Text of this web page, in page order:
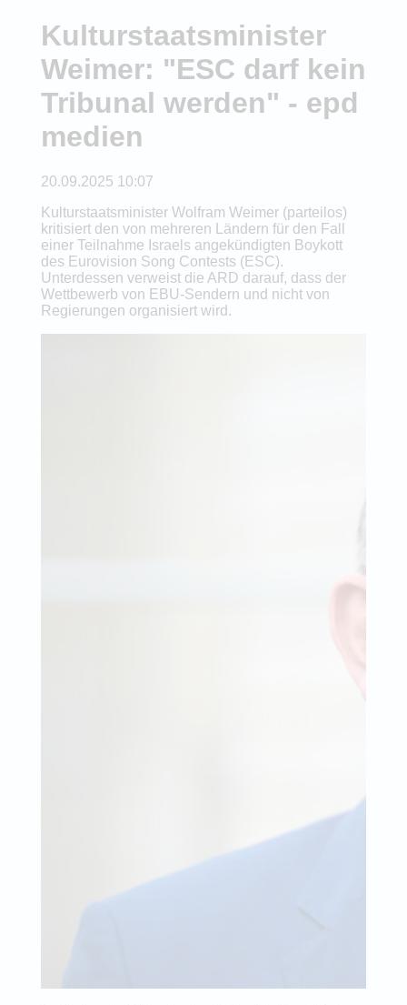
Kulturstaatsminister
Weimer: "ESC darf kein
Tribunal werden" - epd
medien
20.09.2025 10:07
Kulturstaatsminister Wolfram Weimer (parteilos)
kritisiert den von mehreren Ländern für den Fall
einer Teilnahme Israels angekündigten Boykott
des Eurovision Song Contests (ESC).
Unterdessen verweist die ARD darauf, dass der
Wettbewerb von EBU-Sendern und nicht von
Regierungen organisiert wird.